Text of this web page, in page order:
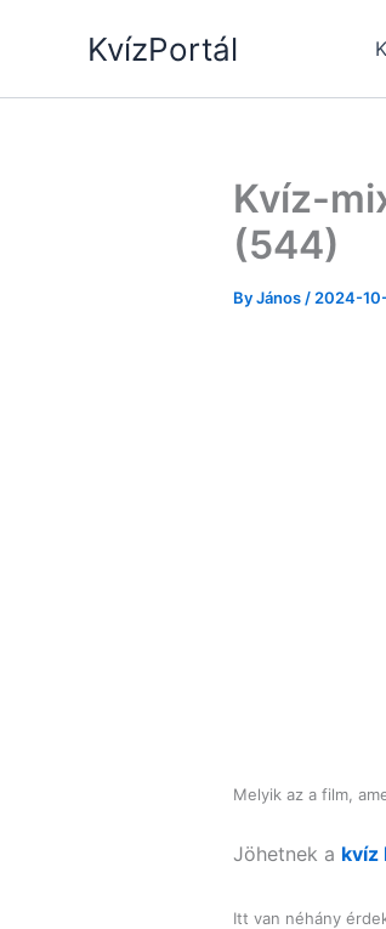
KvízPortál
Kvíz-
(544)
ByJános / 2024-
Melyik az a film,
Jöhetnek a kvíz
Itt van néhány